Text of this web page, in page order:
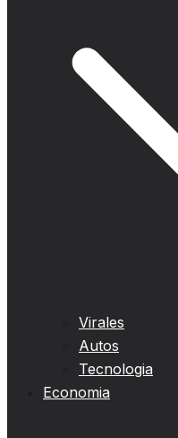
Virales
Autos
Tecnologia
Economia